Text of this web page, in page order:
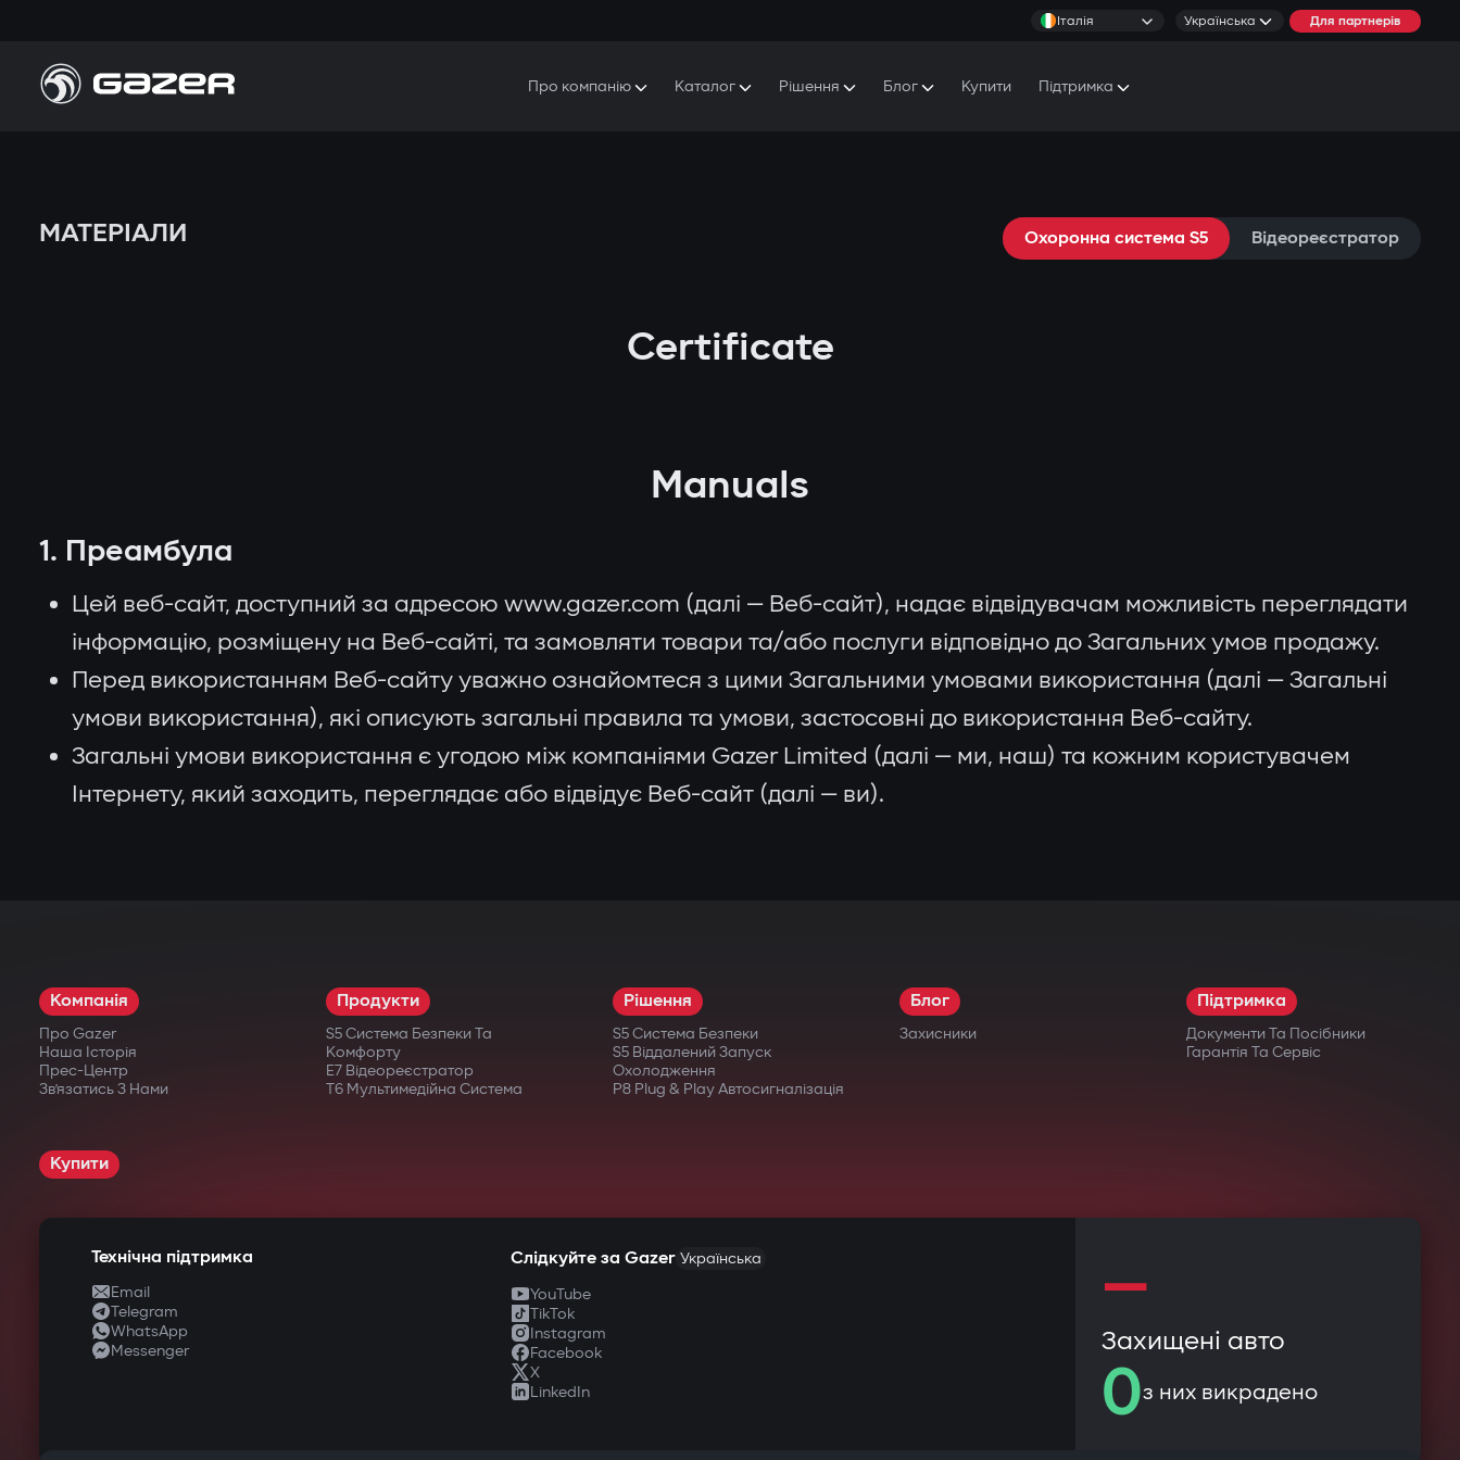
Італія Українська Для партнерів
Про компанію Каталог Рішення Блог Купити Підтримка
МАТЕРІАЛИ Охоронна система S5 Відеореєстратор
Certificate
Manuals
1. Преамбула
Цей веб-сайт, доступний за адресою www.gazer.com (далі — Веб-сайт), надає відвідувачам можливість переглядати
інформацію, розміщену на Веб-сайті, та замовляти товари та/або послуги відповідно до Загальних умов продажу.
Перед використанням Веб-сайту уважно ознайомтеся з цими Загальними умовами використання (далі — Загальні
умови використання), які описують загальні правила та умови, застосовні до використання Веб-сайту.
Загальні умови використання є угодою між компаніями Gazer Limited (далі — ми, наш) та кожним користувачем
Інтернету, який заходить, переглядає або відвідує Веб-сайт (далі — ви).
Компанія
Про Gazer
Наша Історія
Прес-Центр
Зв’язатись З Нами
Продукти
S5 Система Безпеки Та
Комфорту
E7 Відеореєстратор
T6 Мультимедійна Система
Рішення
S5 Система Безпеки
S5 Віддалений Запуск
Охолодження
P8 Plug & Play Автосигналізація
Блог
Захисники
Підтримка
Документи Та Посібники
Гарантія Та Сервіс
Купити
Технічна підтримка
Email
Telegram
WhatsApp
Messenger
Слідкуйте за Gazer Українська
YouTube
TikTok
Instagram
Facebook
X
LinkedIn
—
Захищені авто
0з них викрадено